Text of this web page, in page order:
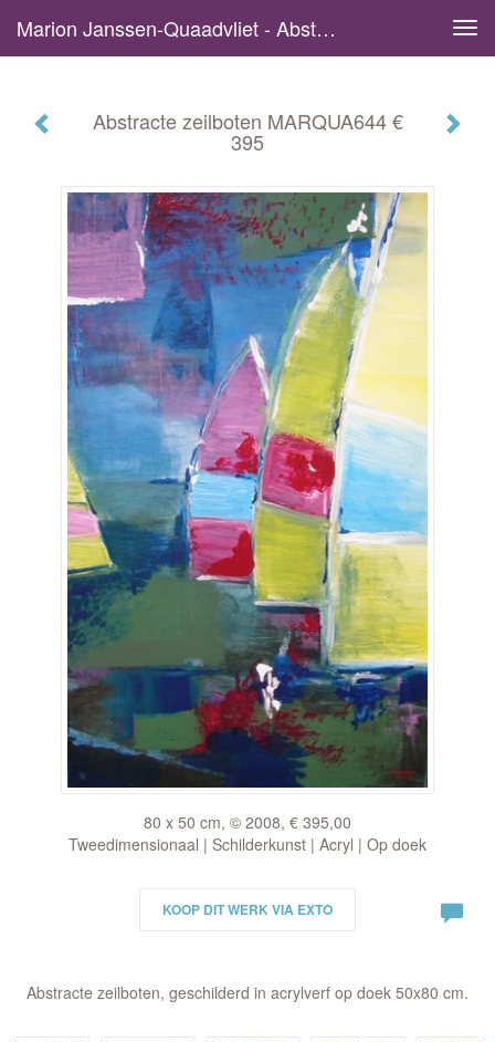
Marion Janssen-Quaadvliet - Abstracte Zeilboten MARQUA644 € 395
Abstracte zeilboten MARQUA644 €
395
80 x 50 cm, © 2008, € 395,00
Tweedimensionaal | Schilderkunst | Acryl | Op doek
KOOP DIT WERK VIA EXTO
Abstracte zeilboten, geschilderd in acrylverf op doek 50x80 cm.